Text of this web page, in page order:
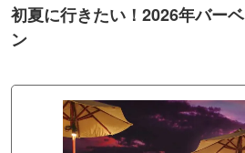
初夏に行きたい！2026年バー
ン